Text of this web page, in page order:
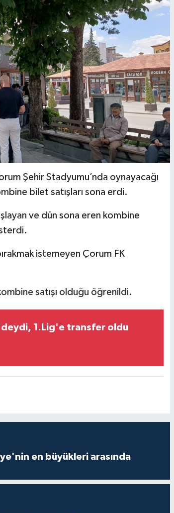
Şehir Stadyumu’nda oynayacağı
bilet satışları sona erdi.
ve dün sona eren kombine
istemeyen Çorum FK
satışı olduğu öğrenildi.
1.Lig'e transfer oldu
en büyükleri arasında